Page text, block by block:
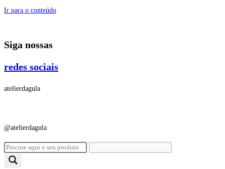
Ir para o conteúdo
Siga nossas
redes sociais
atelierdagula
@atelierdagula